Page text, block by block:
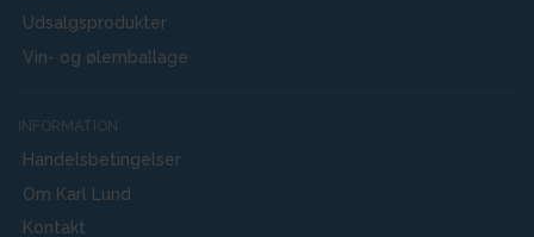
Udsalgsprodukter
Vin- og ølemballage
INFORMATION
Handelsbetingelser
Om Karl Lund
Kontakt